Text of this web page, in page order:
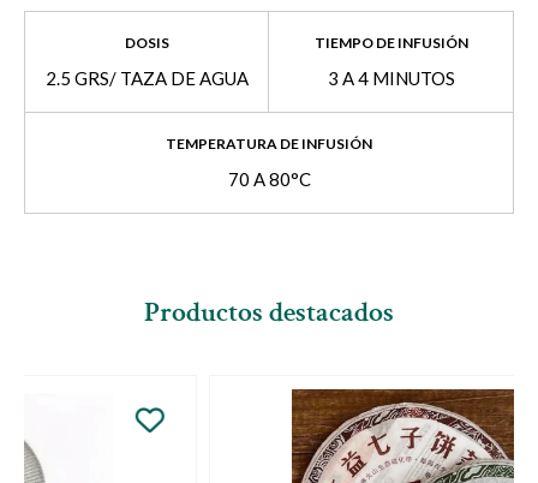
DOSIS
2.5 GRS/ TAZA DE AGUA
TIEMPO DE INFUSIÓN
3 A 4 MINUTOS
TEMPERATURA DE INFUSIÓN
70 A 80°C
Productos destacados